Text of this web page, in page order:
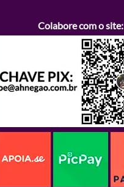
Colabore com o site: